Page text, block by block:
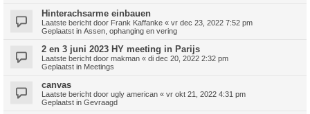
Hinterachsarme einbauen
Laatste bericht door Frank Kaffanke « vr dec 23, 2022 7:52 pm
Geplaatst in Assen, ophanging en vering
2 en 3 juni 2023 HY meeting in Parijs
Laatste bericht door makman « di dec 20, 2022 2:32 pm
Geplaatst in Meetings
canvas
Laatste bericht door ugly american « vr okt 21, 2022 4:31 pm
Geplaatst in Gevraagd